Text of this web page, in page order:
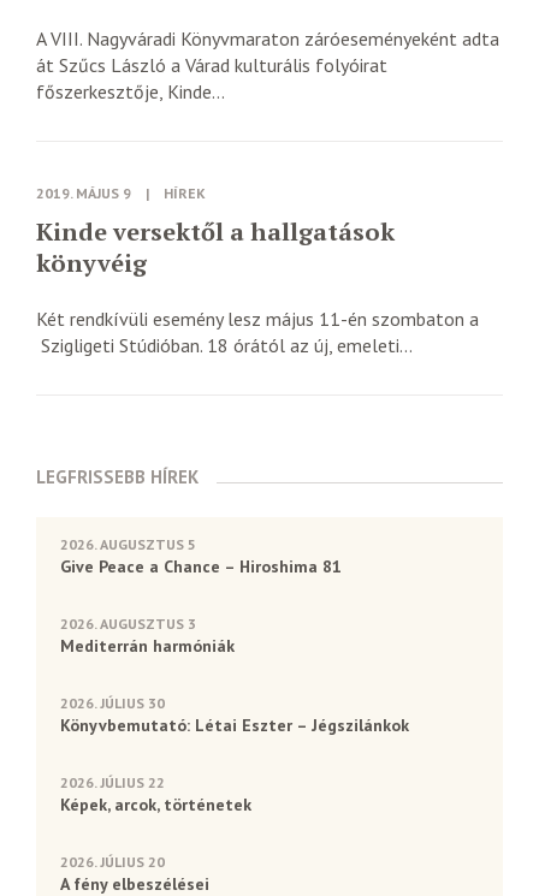
A VIII. Nagyváradi Könyvmaraton záróeseményeként adta
át Szűcs László a Várad kulturális folyóirat
főszerkesztője, Kinde...
2019. MÁJUS 9 | HÍREK
Kinde versektől a hallgatások
könyvéig
Két rendkívüli esemény lesz május 11-én szombaton a
Szigligeti Stúdióban. 18 órától az új, emeleti...
LEGFRISSEBB HÍREK
2026. AUGUSZTUS 5
Give Peace a Chance – Hiroshima 81
2026. AUGUSZTUS 3
Mediterrán harmóniák
2026. JÚLIUS 30
Könyvbemutató: Létai Eszter – Jégszilánkok
2026. JÚLIUS 22
Képek, arcok, történetek
2026. JÚLIUS 20
A fény elbeszélései